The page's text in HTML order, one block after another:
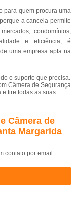
para quem procura uma
a cancela permite
condomínios,
e eficiência, é
uma empresa apta na
o suporte que precisa.
Câmera de Segurança
e tire todas as suas
Câmera de
Margarida
contato por email.